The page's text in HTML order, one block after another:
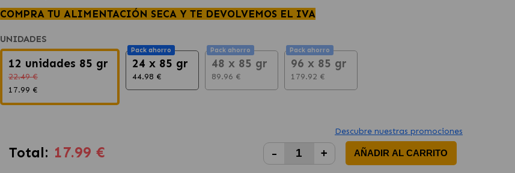
COMPRA TU ALIMENTACIÓN SECA Y TE DEVOLVEMOS EL IVA
UNIDADES
12 unidades 85 gr
22.49 €
17.99 €
Pack ahorro
24 x 85 gr
44.98 €
Pack ahorro
48 x 85 gr
89.96 €
Pack ahorro
96 x 85 gr
179.92 €
Descubre nuestras promociones
Total: 17.99 € - + AÑADIR AL CARRITO